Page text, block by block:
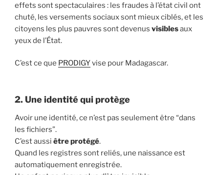
effets sont spectaculaires : les fraudes à l’état civil ont
chuté, les versements sociaux sont mieux ciblés, et les
citoyens les plus pauvres sont devenus visiblesaux
yeux de l’État.
C’est ce que PRODIGYvise pour Madagascar.
2. Une identité qui protège
Avoir une identité, ce n’est pas seulement être “dans
les fichiers”.
C’est aussi être protégé.
Quand les registres sont reliés, une naissance est
automatiquement enregistrée.